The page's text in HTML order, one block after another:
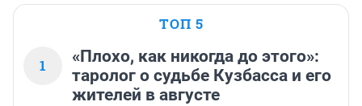
ТОП 5
1
«Плохо, как никогда до этого»:
таролог о судьбе Кузбасса и его
жителей в августе